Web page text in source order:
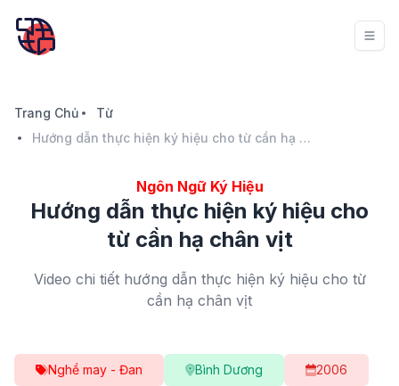
Trang Chủ
Từ
Hướng dẫn thực hiện ký hiệu cho từ cần hạ chân vịt
Ngôn Ngữ Ký Hiệu
Hướng dẫn thực hiện ký hiệu cho
từ cần hạ chân vịt
Video chi tiết hướng dẫn thực hiện ký hiệu cho từ
cần hạ chân vịt
Nghề may - Đan Bình Dương 2006